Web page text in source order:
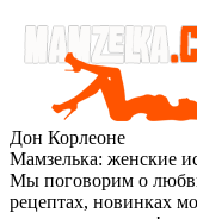
Дон Корлеоне
Мамзелька: женские
Мы поговорим о
рецептах, новинках